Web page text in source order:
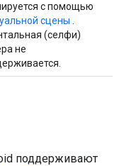
с помощью
сцены
(селфи)
не
поддерживают